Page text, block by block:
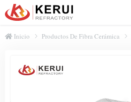
Inicio Productos De Fibra Cerámica